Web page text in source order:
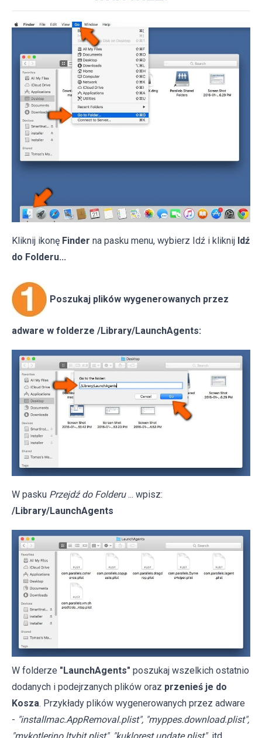
Kliknij ikonę Finder na pasku menu, wybierz Idź i kliknij Idź
do Folderu...
Poszukaj plików wygenerowanych przez
adware w folderze /Library/LaunchAgents:
W pasku Przejdź do Folderu ... wpisz:
/Library/LaunchAgents
W folderze "LaunchAgents" poszukaj wszelkich ostatnio
dodanych i podejrzanych plików oraz przenieś je do
Kosza. Przykłady plików wygenerowanych przez adware
- "installmac.AppRemoval.plist", "myppes.download.plist",
"mykotlerino.ltvbit.plist", "kuklorest.update.plist" itd.